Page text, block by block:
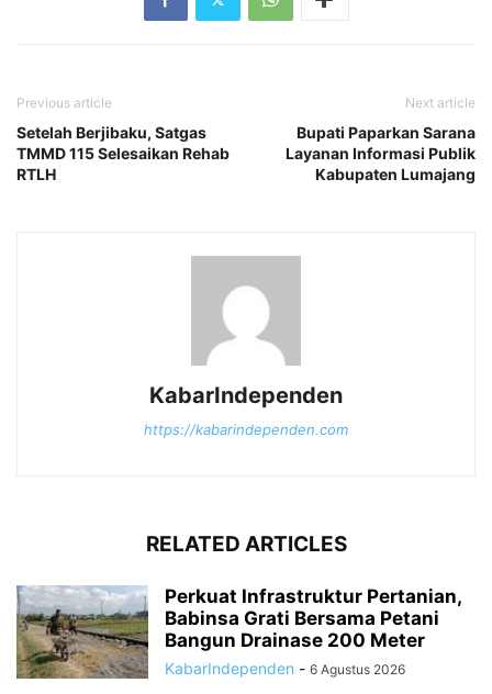
Previous article
Setelah Berjibaku, Satgas
TMMD 115 Selesaikan Rehab
RTLH
Next article
Bupati Paparkan Sarana
Layanan Informasi Publik
Kabupaten Lumajang
KabarIndependen
https://kabarindependen.com
RELATED ARTICLES
Perkuat Infrastruktur Pertanian,
Babinsa Grati Bersama Petani
Bangun Drainase 200 Meter
KabarIndependen - 6 Agustus 2026